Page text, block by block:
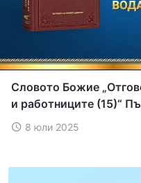
Словото Божие
и работниците (15)“
8 юли 2025